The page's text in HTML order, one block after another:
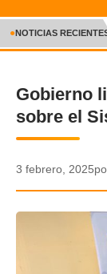
●NOTICIAS
Gobierno
sobre el
3 febrero, 2025